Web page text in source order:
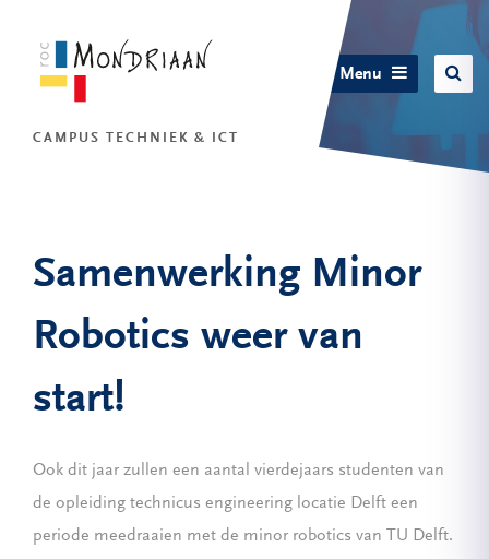
CAMPUS TECHNIEK & ICT
Menu
Samenwerking Minor
Robotics weer van
start!
Ook dit jaar zullen een aantal vierdejaars studenten van
de opleiding technicus engineering locatie Delft een
periode meedraaien met de minor robotics van TU Delft.